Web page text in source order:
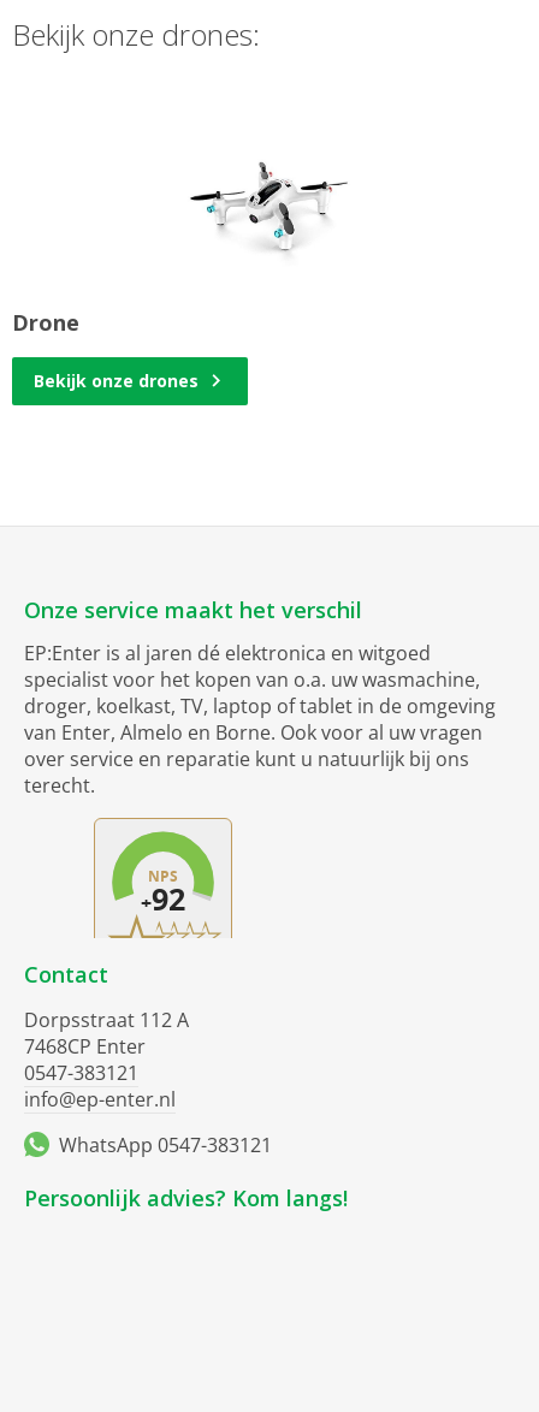
Bekijk onze drones:
Drone
Bekijk onze drones
Onze service maakt het verschil
EP:Enter is al jaren dé elektronica en witgoed
specialist voor het kopen van o.a. uw wasmachine,
droger, koelkast, TV, laptop of tablet in de omgeving
van Enter, Almelo en Borne. Ook voor al uw vragen
over service en reparatie kunt u natuurlijk bij ons
terecht.
Contact
Dorpsstraat 112 A
7468CP Enter
0547-383121
info@ep-enter.nl
WhatsApp 0547-383121
Persoonlijk advies? Kom langs!